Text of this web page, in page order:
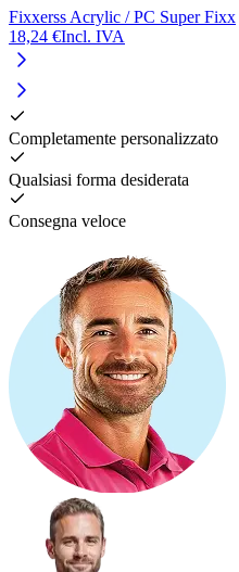
Fixxerss Acrylic / PC Super Fixx
18,24 €Incl. IVA
Completamente personalizzato
Qualsiasi forma desiderata
Consegna veloce